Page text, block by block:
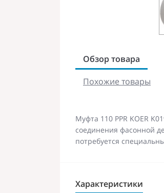
Обзор товара
Похожие товары
Муфта 110 PPR KOER
соединения фасонной
потребуется
Характеристики